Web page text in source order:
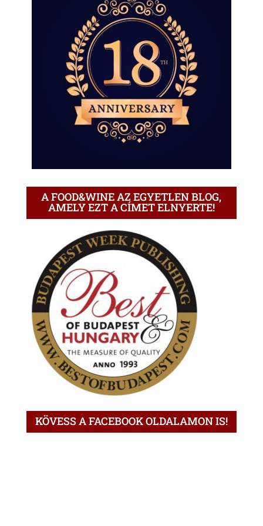
A FOOD&WINE AZ EGYETLEN BLOG,
AMELY EZT A CÍMET ELNYERTE!
KÖVESS A FACEBOOK OLDALAMON IS!